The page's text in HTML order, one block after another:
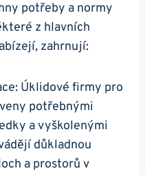
potřeby a normy
z hlavních
zahrnují:
Úklidové firmy pro
potřebnými
a vyškolenými
důkladnou
a prostorů v